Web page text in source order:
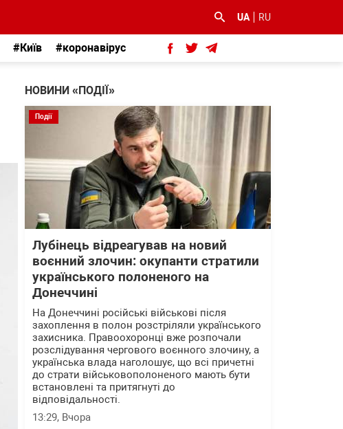
UA RU
#Київ #коронавірус
НОВИНИ «ПОДІЇ»
Події
Лубінець відреагував на новий
воєнний злочин: окупанти стратили
українського полоненого на
Донеччині
На Донеччині російські військові після
захоплення в полон розстріляли українського
захисника. Правоохоронці вже розпочали
розслідування чергового воєнного злочину, а
українська влада наголошує, що всі причетні
до страти військовополоненого мають бути
встановлені та притягнуті до
відповідальності.
13:29, Вчора